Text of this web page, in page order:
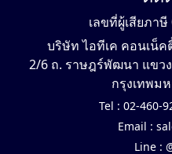
เลขที่ผู้เสียภา
บริษัท ไอทีเค คอนเน็
2/6 ถ. ราษฎร์พัฒนา แขว
กรุงเทพม
Tel : 02-460-
Email :
Line :